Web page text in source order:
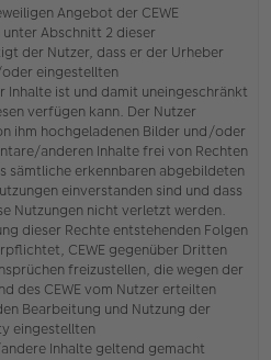
Angebot der CEWE
Abschnitt 2 dieser
der Nutzer, dass er der Urheber
eingestellten
ist und damit uneingeschränkt
verfügen kann. Der Nutzer
ihm hochgeladenen Bilder und/oder
anderen Inhalte frei von Rechten
sämtliche erkennbaren abgebildeten
einverstanden sind und dass
Nutzungen nicht verletzt werden.
dieser Rechte entstehenden Folgen
CEWE gegenüber Dritten
freizustellen, die wegen der
des CEWE vom Nutzer erteilten
Bearbeitung und Nutzung der
eingestellten
Inhalte geltend gemacht